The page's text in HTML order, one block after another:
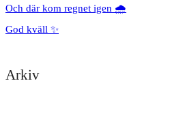
Och där kom regnet igen 🌧️
God kväll ✨
Arkiv